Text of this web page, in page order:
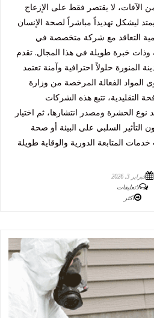
الآفات، لا يقتصر فقط على الإزعاج
ليشكل تهديداً مباشراً لصحة الإنسان
التعاقد مع شركة متخصصة في
خبرة طويلة في هذا المجال. تقدم
حلولاً احترافية وآمنة تعتمد
المواد الفعالة المرخصة من وزارة
التقليدية، تتبع هذه الشركات
نوع الحشرة ومصدر انتشارها، ثم اختيار
التأثير السلبي على البيئة أو صحة
المتابعة الدورية والوقاية طويلة
فبراير 3, 2026
لاتعليقات
اكثر